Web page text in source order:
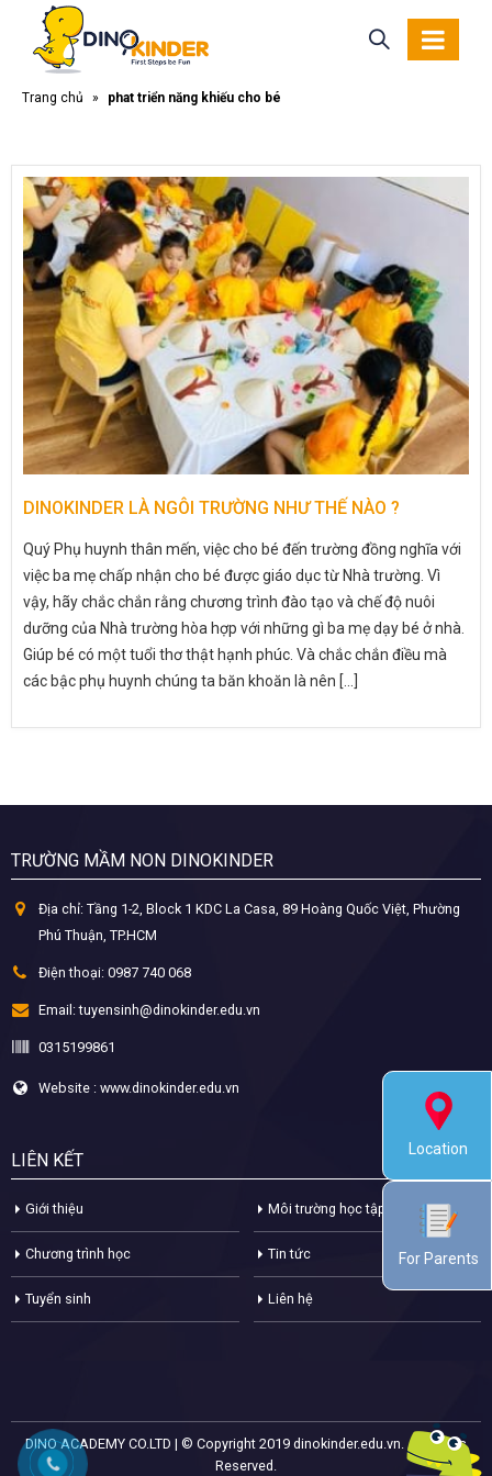
Trang chủ » phát triển năng khiếu cho bé
DINOKINDER LÀ NGÔI TRƯỜNG NHƯ THẾ NÀO ?
Quý Phụ huynh thân mến, việc cho bé đến trường đồng nghĩa với
việc ba mẹ chấp nhận cho bé được giáo dục từ Nhà trường. Vì
vậy, hãy chắc chắn rằng chương trình đào tạo và chế độ nuôi
dưỡng của Nhà trường hòa hợp với những gì ba mẹ dạy bé ở nhà.
Giúp bé có một tuổi thơ thật hạnh phúc. Và chắc chắn điều mà
các bậc phụ huynh chúng ta băn khoăn là nên [...]
TRƯỜNG MẦM NON DINOKINDER
Địa chỉ: Tầng 1-2, Block 1 KDC La Casa, 89 Hoàng Quốc Việt, Phường
Phú Thuận, TP.HCM
Điện thoại: 0987 740 068
Email: tuyensinh@dinokinder.edu.vn
0315199861
Website : www.dinokinder.edu.vn
LIÊN KẾT
Giới thiệu
Chương trình học
Tuyển sinh
Môi trường học tập
Tin tức
Liên hệ
DINO ACADEMY CO.LTD | © Copyright 2019 dinokinder.edu.vn. All Rights
Reserved.
Location
For Parents